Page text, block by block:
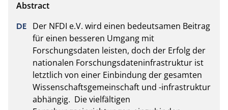
Der NFDI e.V. wird einen bedeutsamen Beitrag
für einen besseren Umgang mit
Forschungsdaten leisten, doch der Erfolg der
nationalen Forschungsdateninfrastruktur ist
letztlich von einer Einbindung der gesamten
Wissenschaftsgemeinschaft und -infrastruktur
abhängig.  Die vielfältigen